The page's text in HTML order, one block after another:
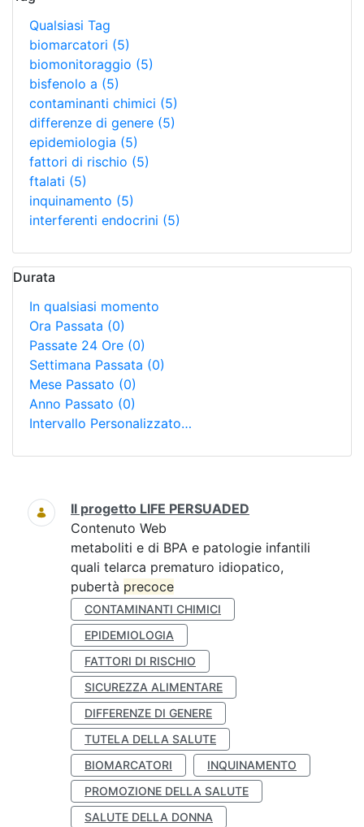
Qualsiasi Tag
biomarcatori (5)
biomonitoraggio (5)
bisfenolo a (5)
contaminanti chimici (5)
differenze di genere (5)
epidemiologia (5)
fattori di rischio (5)
ftalati (5)
inquinamento (5)
interferenti endocrini (5)
Durata
In qualsiasi momento
Ora Passata (0)
Passate 24 Ore (0)
Settimana Passata (0)
Mese Passato (0)
Anno Passato (0)
Intervallo Personalizzato…
Ricerca
Il progetto LIFE PERSUADED
Contenuto Web
metaboliti e di BPA e patologie infantili
quali telarca prematuro idiopatico,
pubertà precoce
CONTAMINANTI CHIMICI
EPIDEMIOLOGIA
FATTORI DI RISCHIO
SICUREZZA ALIMENTARE
DIFFERENZE DI GENERE
TUTELA DELLA SALUTE
BIOMARCATORI
INQUINAMENTO
PROMOZIONE DELLA SALUTE
SALUTE DELLA DONNA